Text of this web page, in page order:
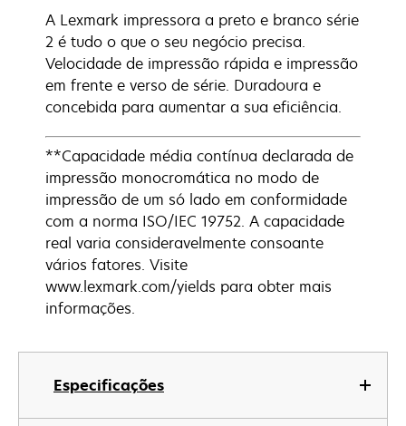
Especificações
A Lexmark impressora a preto e branco série
2 é tudo o que o seu negócio precisa.
Velocidade de impressão rápida e impressão
em frente e verso de série. Duradoura e
concebida para aumentar a sua eficiência.
**Capacidade média contínua declarada de
impressão monocromática no modo de
impressão de um só lado em conformidade
com a norma ISO/IEC 19752. A capacidade
real varia consideravelmente consoante
vários fatores. Visite
www.lexmark.com/yields para obter mais
informações.